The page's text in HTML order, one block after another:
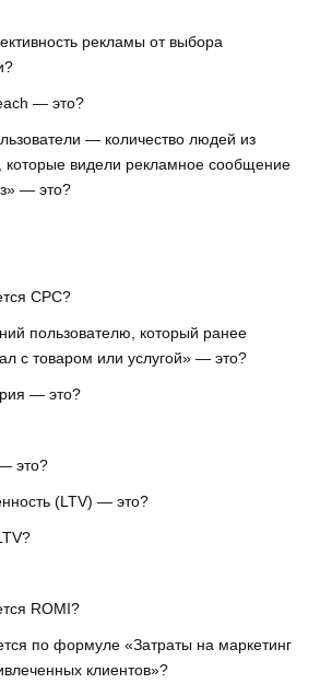
рекламы от выбора
— это?
— количество людей из
которые видели рекламное сообщение
— это?
СPC?
пользователю, который ранее
с товаром или услугой» — это?
— это?
это?
(LTV) — это?
ROMI?
по формуле «Затраты на маркетинг
клиентов»?